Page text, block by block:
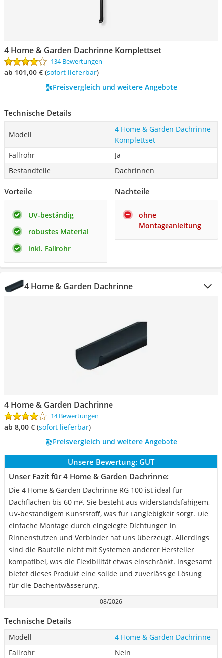
4 Home & Garden Dachrinne Komplettset
134 Bewertungen
ab 101,00 € ( Sofort lieferbar)
Preisvergleich und weitere Angebote
Technische Details
Modell
4 Home & Garden Dachrinne
Komplettset
Fallrohr
Ja
Bestandteile
Dachrinnen
Vorteile
UV-beständig
robustes Material
inkl. Fallrohr
Nachteile
ohne
Montageanleitung
4 Home & Garden Dachrinne
4 Home & Garden Dachrinne
14 Bewertungen
ab 8,00 € ( Sofort lieferbar)
Preisvergleich und weitere Angebote
Unsere Bewertung: GUT
Unser Fazit für 4 Home & Garden Dachrinne:
Die 4 Home & Garden Dachrinne RG 100 ist ideal für
Dachflächen bis 60 m². Sie besteht aus widerstandsfähigem,
UV-beständigem Kunststoff, was für Langlebigkeit sorgt. Die
einfache Montage durch eingelegte Dichtungen in
Rinnenstutzen und Verbinder hat uns überzeugt. Allerdings
sind die Bauteile nicht mit Systemen anderer Hersteller
kompatibel, was die Flexibilität etwas einschränkt. Insgesamt
bietet dieses Produkt eine solide und zuverlässige Lösung
für die Dachentwässerung.
08/2026
Technische Details
Modell
4 Home & Garden Dachrinne
Fallrohr
Nein